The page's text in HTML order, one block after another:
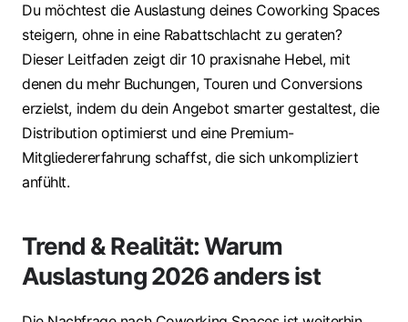
Du möchtest die Auslastung deines Coworking Spaces
steigern, ohne in eine Rabattschlacht zu geraten?
Dieser Leitfaden zeigt dir 10 praxisnahe Hebel, mit
denen du mehr Buchungen, Touren und Conversions
erzielst, indem du dein Angebot smarter gestaltest, die
Distribution optimierst und eine Premium-
Mitgliedererfahrung schaffst, die sich unkompliziert
anfühlt.
Trend & Realität: Warum
Auslastung 2026 anders ist